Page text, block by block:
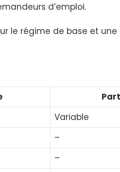
d’emploi.
le régime de base et
Variable
–
–